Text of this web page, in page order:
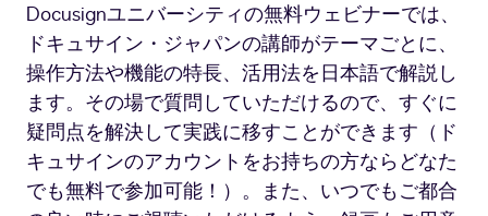
Docusignユニバーシティの無料ウェビナーでは、
ドキュサイン・ジャパンの講師がテーマごとに、
操作方法や機能の特長、活用法を日本語で解説し
ます。その場で質問していただけるので、すぐに
疑問点を解決して実践に移すことができます（ド
キュサインのアカウントをお持ちの方ならどなた
でも無料で参加可能！）。また、いつでもご都合